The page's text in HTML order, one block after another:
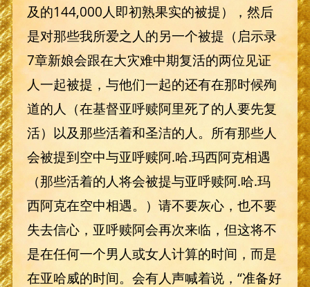
及的144,000人即初熟果实的被提），然后
是对那些我所爱之人的另一个被提（启示录
7章新娘会跟在大灾难中期复活的两位见证
人一起被提，与他们一起的还有在那时候殉
道的人（在基督亚呼赎阿里死了的人要先复
活）以及那些活着和圣洁的人。所有那些人
会被提到空中与亚呼赎阿.哈.玛西阿克相遇
（那些活着的人将会被提与亚呼赎阿.哈.玛
西阿克在空中相遇。）请不要灰心，也不要
失去信心，亚呼赎阿会再次来临，但这将不
是在任何一个男人或女人计算的时间，而是
在亚哈威的时间。会有人声喊着说，“准备好